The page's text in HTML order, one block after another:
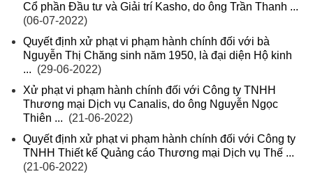
Cổ phần Đầu tư và Giải trí Kasho, do ông Trần Thanh ...
(06-07-2022)
Quyết định xử phạt vi phạm hành chính đối với bà
Nguyễn Thị Chăng sinh năm 1950, là đại diện Hộ kinh
... (29-06-2022)
Xử phạt vi phạm hành chính đối với Công ty TNHH
Thương mại Dịch vụ Canalis, do ông Nguyễn Ngọc
Thiên ... (21-06-2022)
Quyết định xử phạt vi phạm hành chính đối với Công ty
TNHH Thiết kế Quảng cáo Thương mại Dịch vụ Thế ...
(21-06-2022)